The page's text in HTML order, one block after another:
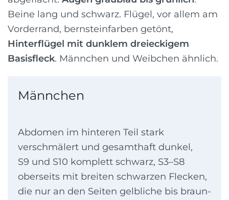
Beine lang und schwarz. Flügel, vor allem am
Vorderrand, bernsteinfarben getönt,
Hinterflügel mit dunklem dreieckigem
Basisfleck. Männchen und Weibchen ähnlich.
Männchen
Abdomen im hinteren Teil stark
verschmälert und gesamthaft dunkel,
S9 und S10 komplett schwarz, S3–S8
oberseits mit breiten schwarzen Flecken,
die nur an den Seiten gelbliche bis braun-